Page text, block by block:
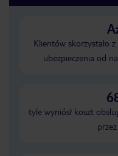
Klientów skorzystało
ubezpieczenia od
tyle wyniósł koszt